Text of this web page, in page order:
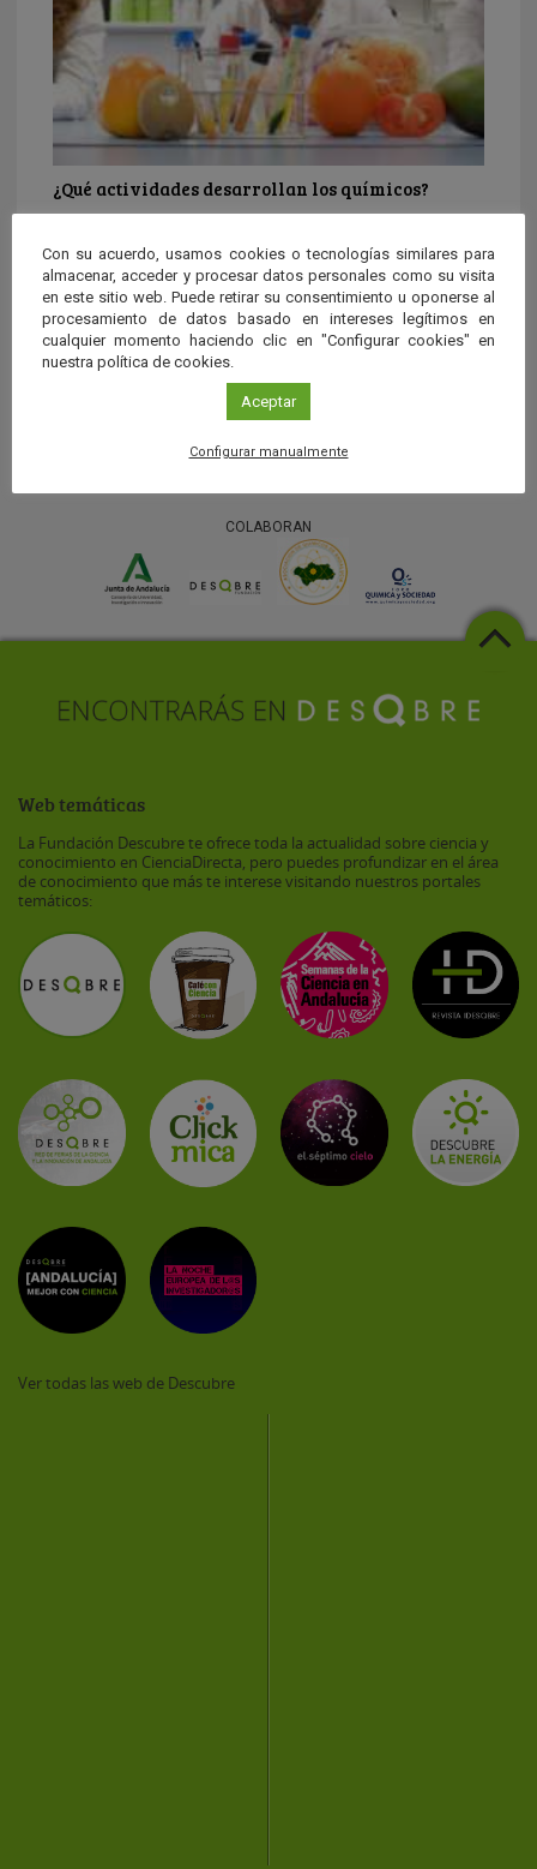
¿Qué actividades desarrollan los químicos?
COLABORAN
Web temáticas
La Fundación Descubre te ofrece toda la actualidad sobre ciencia y
conocimiento en CienciaDirecta, pero puedes profundizar en el área
de conocimiento que más te interese visitando nuestros portales
temáticos:
Ver todas las web de Descubre
Con su acuerdo, usamos cookies o tecnologías similares para
almacenar, acceder y procesar datos personales como su visita
en este sitio web. Puede retirar su consentimiento u oponerse al
procesamiento de datos basado en intereses legítimos en
cualquier momento haciendo clic en "Configurar cookies" en
nuestra política de cookies.
Aceptar
Configurar manualmente